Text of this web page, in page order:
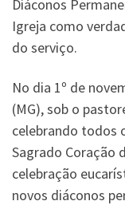
Diáconos
Igreja como
do serviço.
No dia 1º de
(MG), sob o
celebrando todos
Sagrado Coração
celebração
novos diáconos